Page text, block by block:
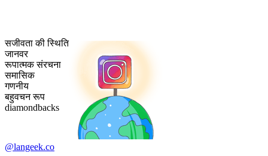
सजीवता की स्थिति
जानवर
रूपात्मक संरचना
समासिक
गणनीय
बहुवचन रूप
diamondbacks
@langeek.co